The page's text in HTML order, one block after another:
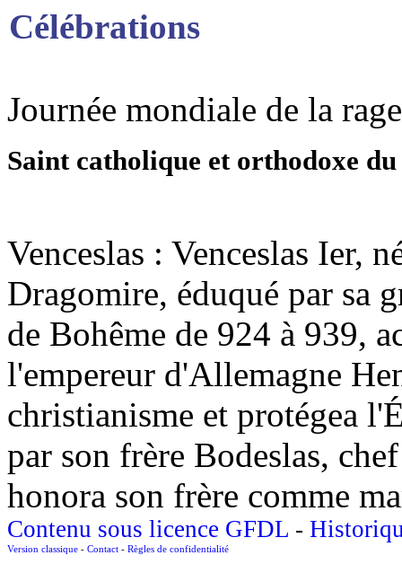
Célébrations
Journée mondiale de la rage
Saint catholique et orthodoxe
Venceslas : Venceslas Ier,
Dragomire, éduqué par sa
de Bohême de 924 à 939,
l'empereur d'Allemagne
christianisme et protégea
par son frère Bodeslas,
honora son frère comme
Contenu sous licence GFDL -
Version classique - Contact - Règles de confidentialité